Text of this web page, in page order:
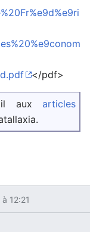
</pdf>
aux articles
12:21